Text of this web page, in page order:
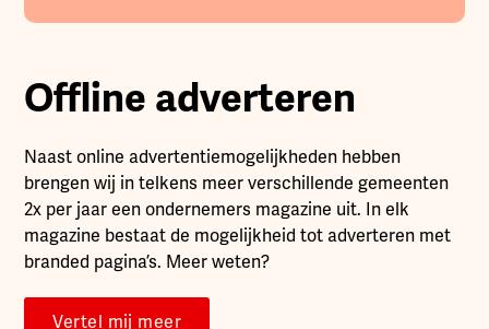
Offline adverteren
Naast online advertentiemogelijkheden hebben
brengen wij in telkens meer verschillende gemeenten
2x per jaar een ondernemers magazine uit. In elk
magazine bestaat de mogelijkheid tot adverteren met
branded pagina’s. Meer weten?
Vertel mij meer